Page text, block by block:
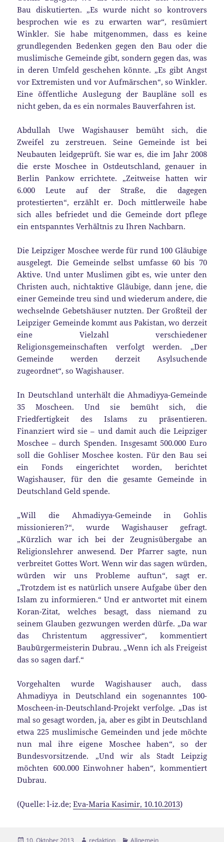
Bau diskutierten. „Es wurde nicht so kontrovers
besprochen wie es zu erwarten war“, resümiert
Winkler. Sie habe mitgenommen, dass es keine
grundlegenden Bedenken gegen den Bau oder die
muslimische Gemeinde gibt, sondern gegen das, was
in deren Umfeld geschehen könnte. „Es gibt Angst
vor Extremisten und vor Aufmärschen“, so Winkler.
Eine öffentliche Auslegung der Baupläne soll es
nicht geben, da es ein normales Bauverfahren ist.
Abdullah Uwe Wagishauser bemüht sich, die
Zweifel zu zerstreuen. Seine Gemeinde ist bei
Neubauten leidgeprüft. Sie war es, die im Jahr 2008
die erste Moschee in Ostdeutschland, genauer in
Berlin Pankow errichtete. „Zeitweise hatten wir
6.000 Leute auf der Straße, die dagegen
protestierten“, erzählt er. Doch mittlerweile habe
sich alles befriedet und die Gemeinde dort pflege
ein entspanntes Verhältnis zu Ihren Nachbarn.
Die Leipziger Moschee werde für rund 100 Gläubige
ausgelegt. Die Gemeinde selbst umfasse 60 bis 70
Aktive. Und unter Muslimen gibt es, wie unter den
Christen auch, nichtaktive Gläubige, dann jene, die
einer Gemeinde treu sind und wiederum andere, die
wechselnde Gebetshäuser nutzten. Der Großteil der
Leipziger Gemeinde kommt aus Pakistan, wo derzeit
eine Vielzahl verschiedener
Religionsgemeinschaften verfolgt werden. „Der
Gemeinde werden derzeit Asylsuchende
zugeordnet“, so Wagishauser.
In Deutschland unterhält die Ahmadiyya-Gemeinde
35 Moscheen. Und sie bemüht sich, die
Friedfertigkeit des Islams zu präsentieren.
Finanziert wird sie – und damit auch die Leipziger
Moschee – durch Spenden. Insgesamt 500.000 Euro
soll die Gohliser Moschee kosten. Für den Bau sei
ein Fonds eingerichtet worden, berichtet
Wagishauser, für den die gesamte Gemeinde in
Deutschland Geld spende.
„Will die Ahmadiyya-Gemeinde in Gohlis
missionieren?“, wurde Wagishauser gefragt.
„Kürzlich war ich bei der Zeugnisübergabe an
Religionslehrer anwesend. Der Pfarrer sagte, nun
verbreitet Gottes Wort. Wenn wir das sagen würden,
würden wir uns Probleme auftun“, sagt er.
„Trotzdem ist es natürlich unsere Aufgabe über den
Islam zu informieren.“ Und er antwortet mit einem
Koran-Zitat, welches besagt, dass niemand zu
seinem Glauben gezwungen werden dürfe. „Da war
das Christentum aggressiver“, kommentiert
Baubürgermeisterin Dubrau. „Wenn ich als Freigeist
das so sagen darf.“
Vorgehalten wurde Wagishauser auch, dass
Ahmadiyya in Deutschland ein sogenanntes 100-
Moscheen-in-Deutschland-Projekt verfolge. „Das ist
mal so gesagt worden, ja, aber es gibt in Deutschland
etwa 225 muslimische Gemeinden und jede möchte
nun mal ihre eigene Moschee haben“, so der
Bundesvorsitzende. „Und wir als Stadt Leipzig
möchten 600.000 Einwohner haben“, kommentiert
Dubrau.
(Quelle: l-iz.de;Eva-Maria Kasimir, 10.10.2013)
Veröffentlicht
10. Oktober 2013 Autor
redaktion Kategorien
Allgemein